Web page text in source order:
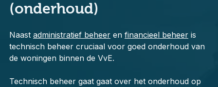
(onderhoud)
Naast administratief beheer en financieel beheer is
technisch beheer cruciaal voor goed onderhoud van
de woningen binnen de VvE.
Technisch beheer gaat gaat over het onderhoud op